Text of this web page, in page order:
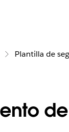
Plantilla de
de